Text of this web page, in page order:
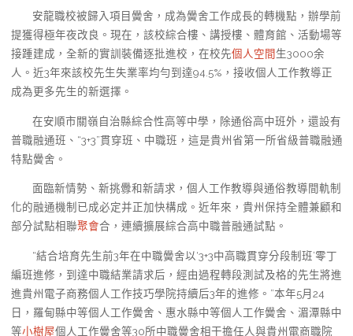
安龍職校被歸入項目黌舍，成為黌舍工作成長的轉機點，辦學前
提獲得極年夜改良。現在，該校綜合樓、講授樓、體育館、活動場等
接踵建成，全新的實訓裝備逐批進校，在校先個人空間生3000余
人。近3年來該校先生失業率均勻到達94.5%，接收個人工作教導正
成為更多先生的新選擇。
在安順市關嶺自治縣綜合性高等中學，除通俗高中班外，還設有
普職融通班、“3+3”貫穿班、中職班，這是貴州省第一所省級普職融通
特點黌舍。
面臨新情勢、新挑釁和新請求，個人工作教導與通俗教導間軌制
化的融通機制已成必定并正加快構成。近年來，貴州保持全體兼顧和
部分試點相聯聚會合，連續擴展綜合高中職普融通試點。
“結合培育先生前3年在中職黌舍以‘3+3中高職貫穿分段制班’零丁
編班進修，到達中職結業請求后，經由過程轉段測試及格的先生將進
進貴州電子商務個人工作技巧學院持續后3年的進修。”本年5月24
日，羅甸縣中等個人工作黌舍、惠水縣中等個人工作黌舍、湄潭縣中
等小樹屋個人工作黌舍等30所中職黌舍相干擔任人與貴州電商職院